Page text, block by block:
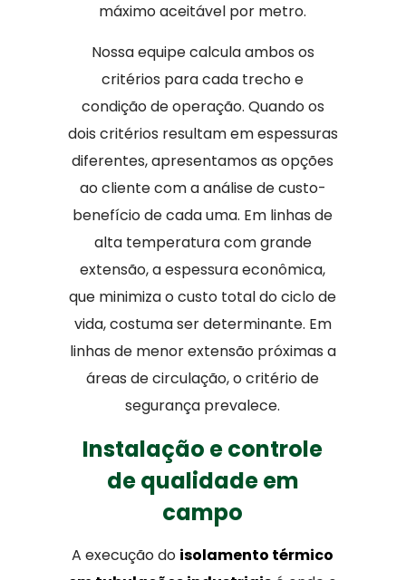
máximo aceitável por metro.
Nossa equipe calcula ambos os
critérios para cada trecho e
condição de operação. Quando os
dois critérios resultam em espessuras
diferentes, apresentamos as opções
ao cliente com a análise de custo-
benefício de cada uma. Em linhas de
alta temperatura com grande
extensão, a espessura econômica,
que minimiza o custo total do ciclo de
vida, costuma ser determinante. Em
linhas de menor extensão próximas a
áreas de circulação, o critério de
segurança prevalece.
Instalação e controle
de qualidade em
campo
A execução do isolamento térmico